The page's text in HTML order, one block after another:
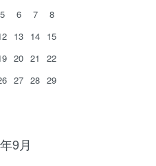
5 6 7
8
13 14 15
20 21
22
27 28 29
9月